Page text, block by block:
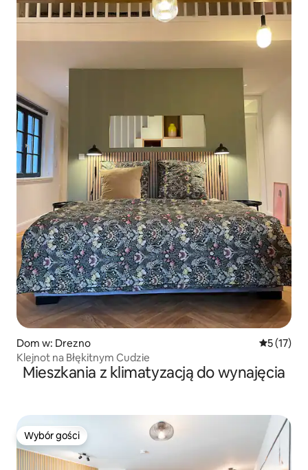
Dom w: Drezno Średnia
5 (17)
Klejnot na Błękitnym Cudzie
Mieszkania z klimatyzacją do wynajęcia
Wybór gości
Wybór gości